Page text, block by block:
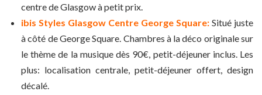
centre de Glasgow à petit prix.
ibis Styles Glasgow Centre George Square: Situé juste
à côté de George Square. Chambres à la déco originale sur
le thème de la musique dès 90€, petit-déjeuner inclus. Les
plus: localisation centrale, petit-déjeuner offert, design
décalé.